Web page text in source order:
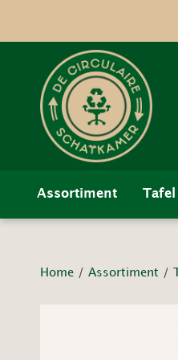
Assortiment Tafel
Home / Assortiment /